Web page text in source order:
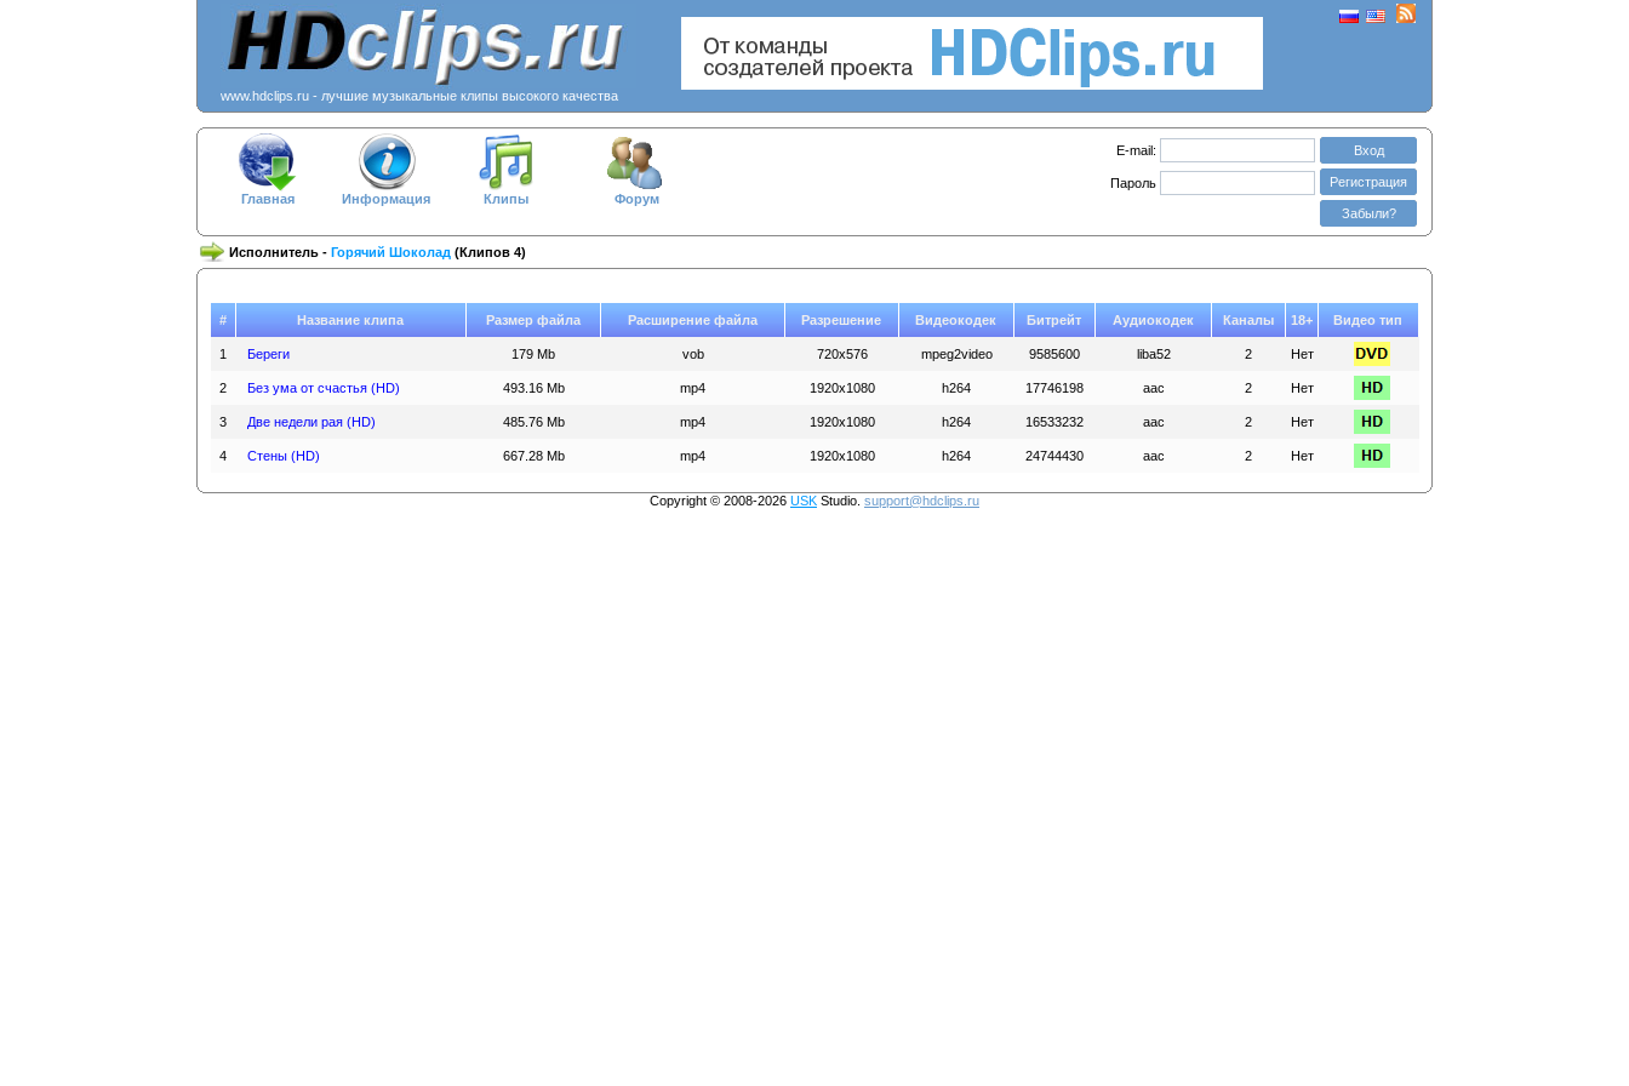
www.hdclips.ru - лучшие музыкальные клипы высокого качества
Главная Информация Клипы Форум
E-mail: Вход
Пароль Регистрация
Забыли?
Исполнитель - Горячий Шоколад (Клипов 4)
# Название клипа Размер файла Расширение файла Разрешение Видеокодек Битрейт Аудиокодек Каналы 18+ Видео тип
1 Береги 179 Mb vob 720x576 mpeg2video 9585600 liba52 2 Нет
2 Без ума от счастья (HD) 493.16 Mb mp4 1920x1080 h264 17746198 aac 2 Нет
3 Две недели рая (HD) 485.76 Mb mp4 1920x1080 h264 16533232 aac 2 Нет
4 Стены (HD) 667.28 Mb mp4 1920x1080 h264 24744430 aac 2 Нет
Copyright © 2008-2026 USK Studio. support@hdclips.ru